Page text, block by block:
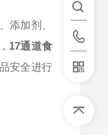
添加剂、
17通道食
安全进行